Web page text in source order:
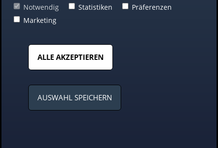
Schnittstellen-
Rekordzeit
Notwendig Statistiken
Präferenzen
Marketing
ALLE AKZEPTIEREN
AUSWAHL SPEICHERN